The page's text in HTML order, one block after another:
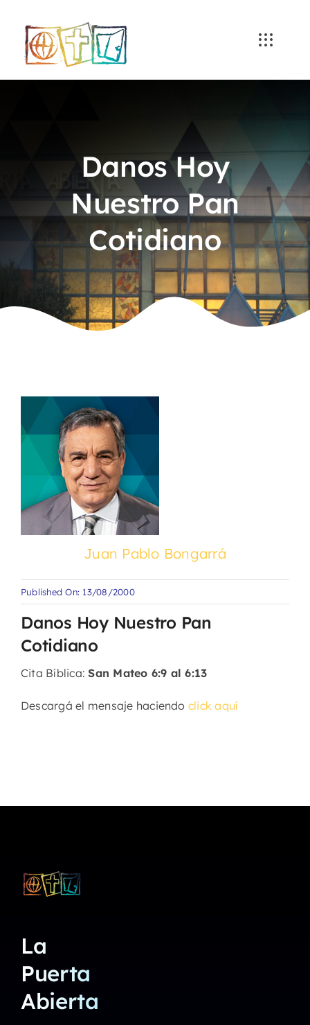
content
Danos Hoy
Nuestro Pan
Cotidiano
Juan Pablo Bongarrá
Published On: 13/08/2000
Danos Hoy Nuestro Pan
Cotidiano
Cita Bíblica:San Mateo 6:9 al 6:13
Descargá el mensaje haciendo click aquí
La
Puerta
Abierta